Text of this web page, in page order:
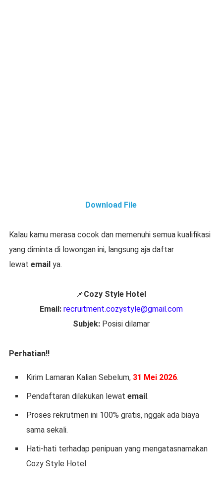
Download File
Kalau kamu merasa cocok dan memenuhi semua kualifikasi
yang diminta di lowongan ini, langsung aja daftar
lewat email ya.
📌Cozy Style Hotel
Email: recruitment.cozystyle@gmail.com
Subjek:Posisi dilamar
Perhatian!!
Kirim Lamaran Kalian Sebelum, 31 Mei 2026.
Pendaftaran dilakukan lewat email.
Proses rekrutmen ini 100% gratis, nggak ada biaya
sama sekali.
Hati-hati terhadap penipuan yang mengatasnamakan
Cozy Style Hotel.